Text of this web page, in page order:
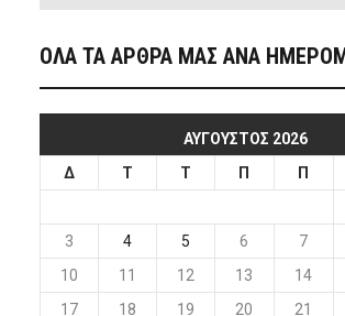
ΟΛΑ ΤΑ ΑΡΘΡΑ ΜΑΣ ΑΝΑ
ΑΎΓΟΥΣΤΟΣ 2026
Δ
Τ Τ Π Π
3
4 5 6 7
10
11 12 13 14
17
18 19 20 21